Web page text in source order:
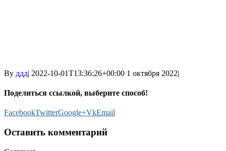
By ддд| 2022-10-01T13:36:26+00:00 1 октября 2022|
Поделиться ссылкой, выберите способ!
FacebookTwitterGoogle+VkEmail
Оставить комментарий